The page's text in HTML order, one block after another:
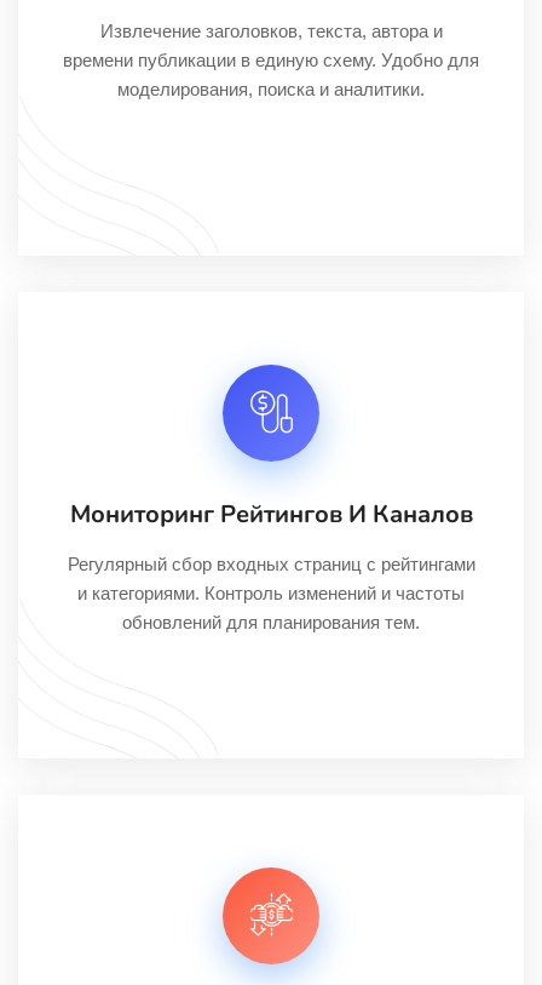
Извлечение заголовков, текста, автора и
времени публикации в единую схему. Удобно для
моделирования, поиска и аналитики.
Мониторинг Рейтингов И Каналов
Регулярный сбор входных страниц с рейтингами
и категориями. Контроль изменений и частоты
обновлений для планирования тем.